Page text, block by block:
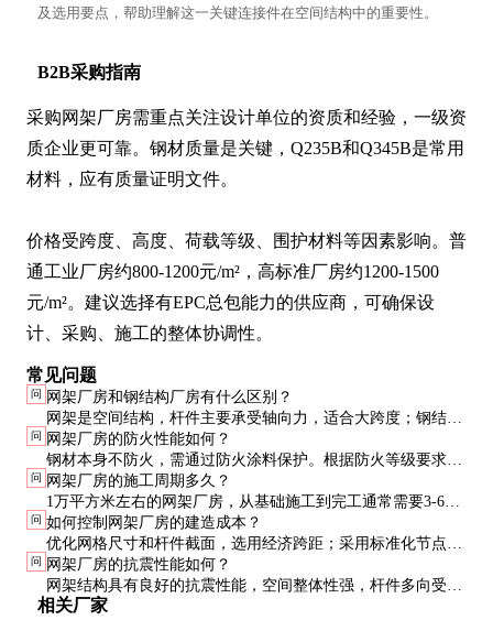
及选用要点，帮助理解这一关键连接件在空间结构中的重要性。
B2B采购指南
采购网架厂房需重点关注设计单位的资质和经验，一级资
质企业更可靠。钢材质量是关键，Q235B和Q345B是常用
材料，应有质量证明文件。
价格受跨度、高度、荷载等级、围护材料等因素影响。普
通工业厂房约800-1200元/m²，高标准厂房约1200-1500
元/m²。建议选择有EPC总包能力的供应商，可确保设
计、采购、施工的整体协调性。
常见问题
问
网架厂房和钢结构厂房有什么区别？
网架是空间结构，杆件主要承受轴向力，适合大跨度；钢结构
是平面结构，构件承受弯剪扭，适合中小跨度。网架用钢量更
省，但节点处理更复杂。
问
网架厂房的防火性能如何？
钢材本身不防火，需通过防火涂料保护。根据防火等级要求，
可选用薄型或厚型防火涂料，耐火极限可达1-3小时，满足大
部分工业建筑要求。
问
网架厂房的施工周期多久？
1万平方米左右的网架厂房，从基础施工到完工通常需要3-6个
月。其中网架吊装只需1-2周，比传统钢结构快50%以上。
问 如何控制网架厂房的建造成本？
优化网格尺寸和杆件截面，选用经济跨距；采用标准化节点；
合理选择围护材料；做好施工组织，减少现场作业时间。
问
网架厂房的抗震性能如何？
网架结构具有良好的抗震性能，空间整体性强，杆件多向受
力，能有效分散地震能量。实际震害调查显示，网架建筑在地
相关厂家